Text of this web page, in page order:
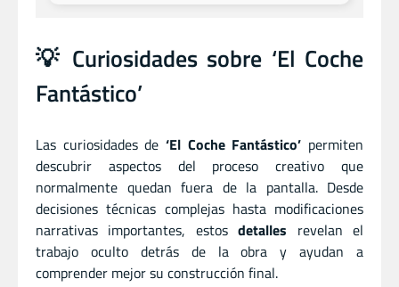
💡 Curiosidades sobre ‘El Coche
Fantástico’
Las curiosidades de ‘El Coche Fantástico’ permiten
descubrir aspectos del proceso creativo que
normalmente quedan fuera de la pantalla. Desde
decisiones técnicas complejas hasta modificaciones
narrativas importantes, estosdetalles revelan el
trabajo oculto detrás de la obra y ayudan a
comprender mejor su construcción final.